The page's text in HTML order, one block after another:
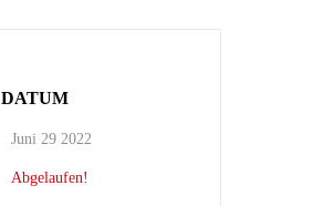
DATUM
Juni 29 2022
Abgelaufen!